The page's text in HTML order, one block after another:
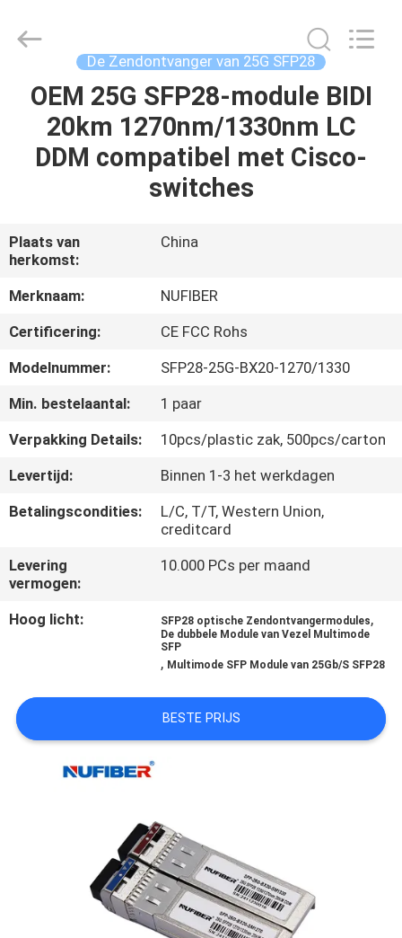
HUIS
PRODUCTEN
ONS
FABRIEKSREIS
KWALITEITSCONTROLE
CONTACTEER
ONS
NIEUWS
VERZOEK
OM
EEN
SITEMAP
PRIVACYBELEID
Technology
Co.,Ltd.
Developed
De Zendontvanger van 25G SFP28
OEM 25G SFP28-module BIDI
20km 1270nm/1330nm LC
DDM compatibel met Cisco-
switches
Plaats van
herkomst:
China
Merknaam:
NUFIBER
Certificering:
CE FCC Rohs
Modelnummer:
SFP28-25G-BX20-1270/1330
Min. bestelaantal:
1 paar
Verpakking Details:
10pcs/plastic zak, 500pcs/carton
Levertijd:
Binnen 1-3 het werkdagen
Betalingscondities:
L/C, T/T, Western Union,
creditcard
Levering
vermogen:
10.000 PCs per maand
Hoog licht: SFP28 optische Zendontvangermodules,
De dubbele Module van Vezel Multimode
SFP
, Multimode SFP Module van 25Gb/S SFP28
BESTE PRIJS